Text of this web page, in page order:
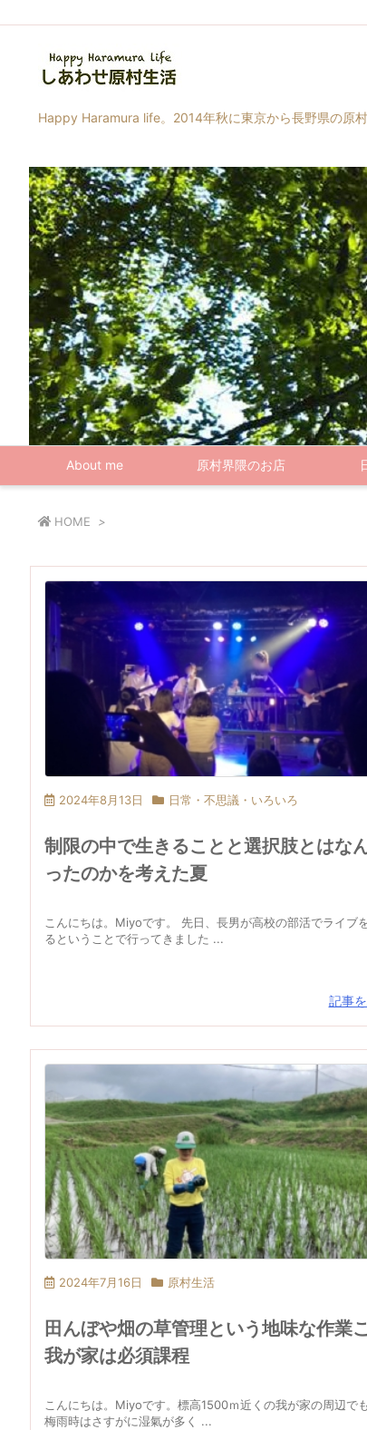
Happy Haramura life。2014年秋に東京から長野県の原
About me 原村界隈のお店
HOME >
2024年8月13日 日常・不思議・いろいろ
制限の中で生きることと選択肢とはな
ったのかを考えた夏
こんにちは。Miyoです。 先日、長男が高校の部活でライブ
るということで行ってきました ...
記事
2024年7月16日 原村生活
田んぼや畑の草管理という地味な作業
我が家は必須課程
こんにちは。Miyoです。標高1500ｍ近くの我が家の周辺でも
梅雨時はさすがに湿氣が多く ...